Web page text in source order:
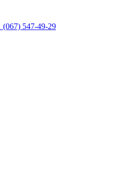
(067) 547-49-29